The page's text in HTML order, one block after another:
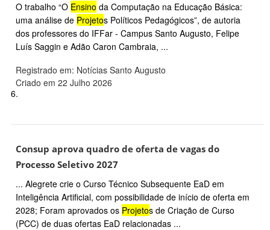
O trabalho “O Ensino da Computação na Educação Básica:
uma análise de Projetos Políticos Pedagógicos”, de autoria
dos professores do IFFar - Campus Santo Augusto, Felipe
Luís Saggin e Adão Caron Cambraia, ...
Registrado em: Notícias Santo Augusto
Criado em 22 Julho 2026
6.
Consup aprova quadro de oferta de vagas do
Processo Seletivo 2027
... Alegrete crie o Curso Técnico Subsequente EaD em
Inteligência Artificial, com possibilidade de início de oferta em
2028; Foram aprovados os Projetos de Criação de Curso
(PCC) de duas ofertas EaD relacionadas ...